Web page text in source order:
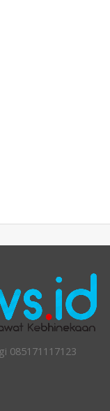
085171117123